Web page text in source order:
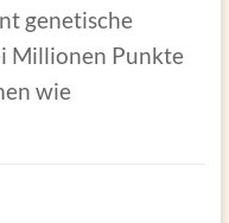
genetische
Millionen Punkte
wie